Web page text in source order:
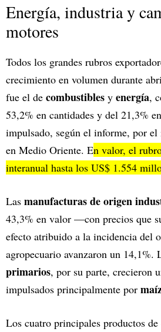
Energía, industria y
motores
Todos los grandes rubros
crecimiento en volumen durante
fue el de combustibles y energía,
53,2% en cantidades y del 21,3%
impulsado, según el informe, por
en Medio Oriente. En valor, el
interanual hasta los US$ 1.554
Las manufacturas de origen
43,3% en valor —con precios que
efecto atribuido a la incidencia del
agropecuario avanzaron un 14,1%.
primarios, por su parte, crecieron
impulsados principalmente por
Los cuatro principales productos